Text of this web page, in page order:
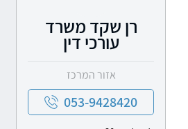
רן שקד משרד
עורכי דין
אזור המרכז
053-9428420